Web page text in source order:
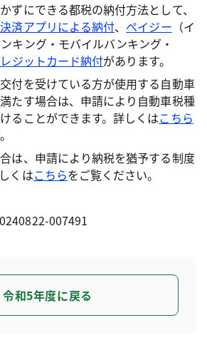
ずにできる都税の納付方法として、
済アプリによる納付、 ペイジー （イ
キング・モバイルバンキング・
ジットカード納付があります。
付を受けている方が使用する自動車
たす場合は、申請により自動車税種
ることができます。詳しくはこちら
は、申請により納税を猶予する制度
くはこちらをご覧ください。
007491
令和5年度に戻る